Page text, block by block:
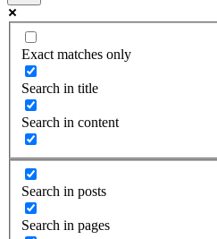
Exact matches only
Search in title
Search in content
Search in posts
Search in pages